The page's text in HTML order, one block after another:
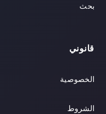
بحث
قانوني
الخصوصية
الشروط